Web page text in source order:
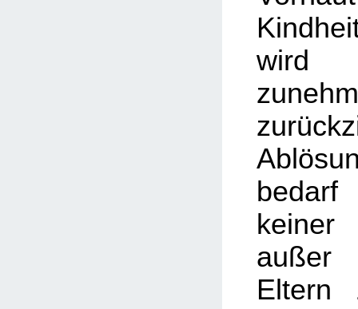
bedarf
außer
Eltern